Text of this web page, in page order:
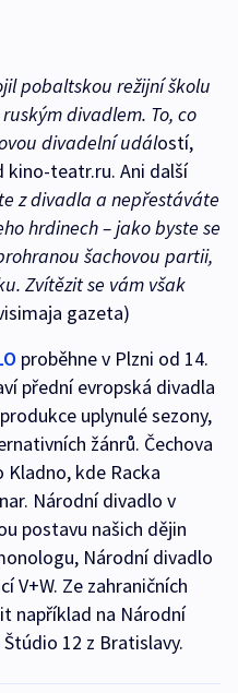
pobaltskou režijní školu
divadlem. To, co
divadelní událostí,
kino-teatr.ru. Ani další
z divadla a nepřestáváte
hrdinech – jako byste se
šachovou partii,
Zvítězit se vám však
gazeta)
proběhne v Plzni od 14.
přední evropská divadla
uplynulé sezony,
žánrů. Čechova
kde Racka
Národní divadlo v
postavu našich dějin
Národní divadlo
V+W. Ze zahraničních
například na Národní
12 z Bratislavy.